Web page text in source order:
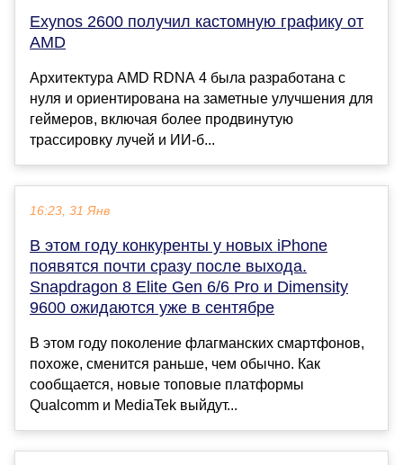
Exynos 2600 получил кастомную графику от
AMD
Архитектура AMD RDNA 4 была разработана с
нуля и ориентирована на заметные улучшения для
геймеров, включая более продвинутую
трассировку лучей и ИИ-б...
16:23, 31 Янв
В этом году конкуренты у новых iPhone
появятся почти сразу после выхода.
Snapdragon 8 Elite Gen 6/6 Pro и Dimensity
9600 ожидаются уже в сентябре
В этом году поколение флагманских смартфонов,
похоже, сменится раньше, чем обычно. Как
сообщается, новые топовые платформы
Qualcomm и MediaTek выйдут...